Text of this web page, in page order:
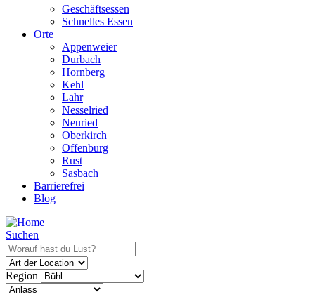
Geschäftsessen
Schnelles Essen
Orte
Appenweier
Durbach
Hornberg
Kehl
Lahr
Nesselried
Neuried
Oberkirch
Offenburg
Rust
Sasbach
Barrierefrei
Blog
Suchen
Region